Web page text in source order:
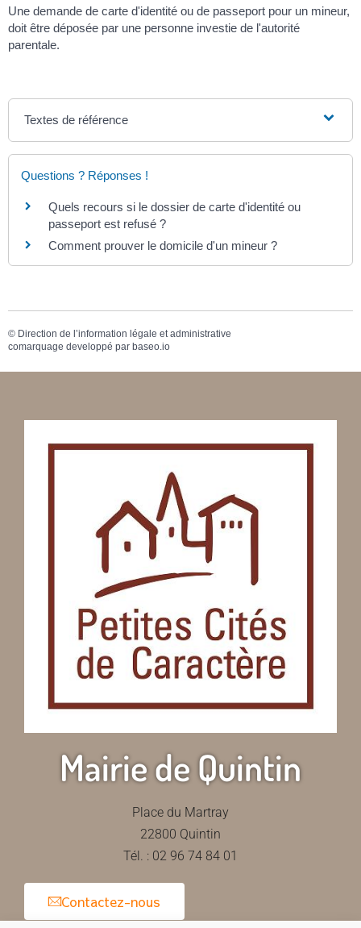
Une demande de carte d'identité ou de passeport pour un mineur,
doit être déposée par une personne investie de l'autorité
parentale.
Textes de référence
Questions ? Réponses !
Quels recours si le dossier de carte d'identité ou
passeport est refusé ?
Comment prouver le domicile d'un mineur ?
© Direction de l’information légale et administrative
comarquage developpé par baseo.io
Mairie de Quintin
Place du Martray
22800 Quintin
Tél. : 02 96 74 84 01
Contactez-nous